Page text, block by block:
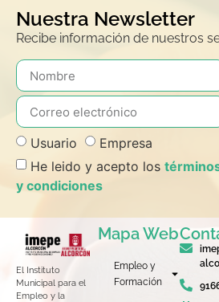
Nuestra Newsletter
Recibe información de nuestros
Usuario
Empresa
He leido y acepto los
y condiciones
El Instituto
Municipal para el
Empleo y la
Mapa Web
Empleo y
Formación